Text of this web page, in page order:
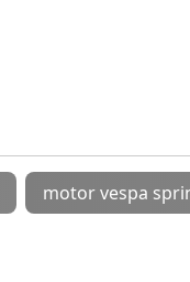
motor vespa